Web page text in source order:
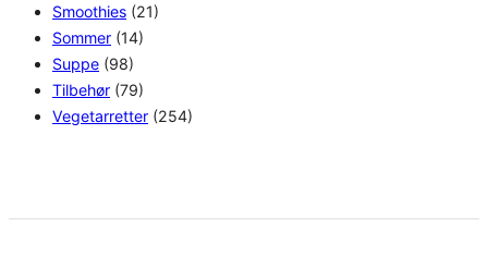
Smoothies (21)
Sommer (14)
Suppe (98)
Tilbehør (79)
Vegetarretter (254)